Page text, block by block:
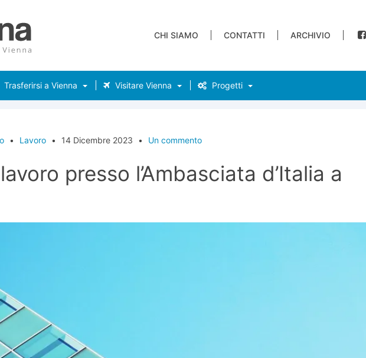
CHI SIAMO CONTATTI ARCHIVIO
Trasferirsi a Vienna Visitare Vienna Progetti
• Lavoro • 14 Dicembre 2023 • Un commento
presso l’Ambasciata d’Italia a